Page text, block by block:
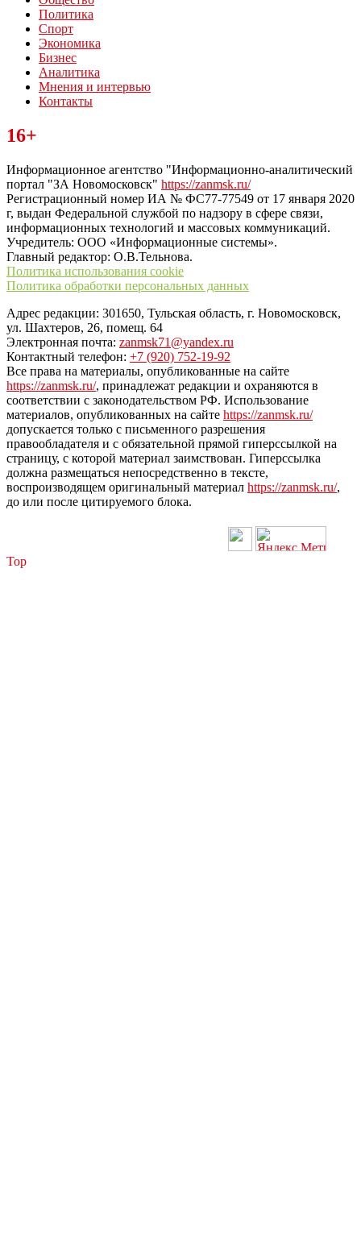
Политика
Спорт
Экономика
Бизнес
Аналитика
Мнения и интервью
Контакты
Читайте последние новости дня в Тульской области на сайте
“ЗаНовомосковск”
16+
Информационное агентство "Информационно-аналитический
портал "ЗА Новомосковск" https://zanmsk.ru/
Регистрационный номер ИА № ФС77-77549 от 17 января 2020
г, выдан Федеральной службой по надзору в сфере связи,
информационных технологий и массовых коммуникаций.
Учредитель: ООО «Информационные системы».
Главный редактор: О.В.Тельнова.
Политика использования cookie
Политика обработки персональных данных
Адрес редакции: 301650, Тульская область, г. Новомосковск,
ул. Шахтеров, 26, помещ. 64
Электронная почта: zanmsk71@yandex.ru
Контактный телефон: +7 (920) 752-19-92
Все права на материалы, опубликованные на сайте
https://zanmsk.ru/, принадлежат редакции и охраняются в
соответствии с законодательством РФ. Использование
материалов, опубликованных на сайте https://zanmsk.ru/
допускается только с письменного разрешения
правообладателя и с обязательной прямой гиперссылкой на
страницу, с которой материал заимствован. Гиперссылка
должна размещаться непосредственно в тексте,
воспроизводящем оригинальный материал https://zanmsk.ru/,
до или после цитируемого блока.
Top